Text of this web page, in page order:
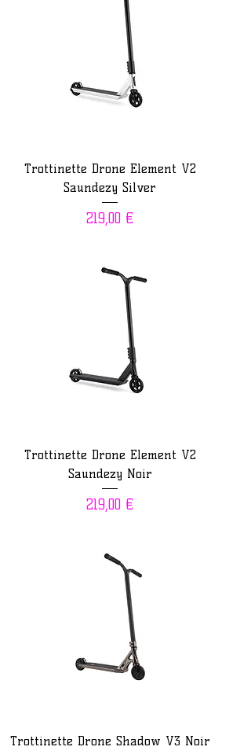
Trottinette Drone Element V2
Saundezy Silver
Prix
219,00 €
Trottinette Drone Element V2
Saundezy Noir
Prix
219,00 €
Trottinette Drone Shadow V3 Noir